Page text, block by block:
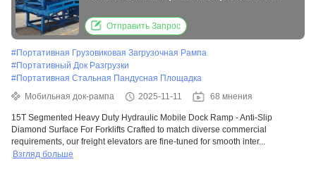
Отправить Запрос
#Портативная Грузовиковая Загрузочная Рампа
#Портативный Док Разгрузки
#Портативная Стальная Пандусная Площадка
Мобильная док-рампа
2025-11-11 68 мнения
15T Segmented Heavy Duty Hydraulic Mobile Dock Ramp - Anti-Slip
Diamond Surface For Forklifts Crafted to match diverse commercial
requirements, our freight elevators are fine-tuned for smooth inter...
Взгляд больше